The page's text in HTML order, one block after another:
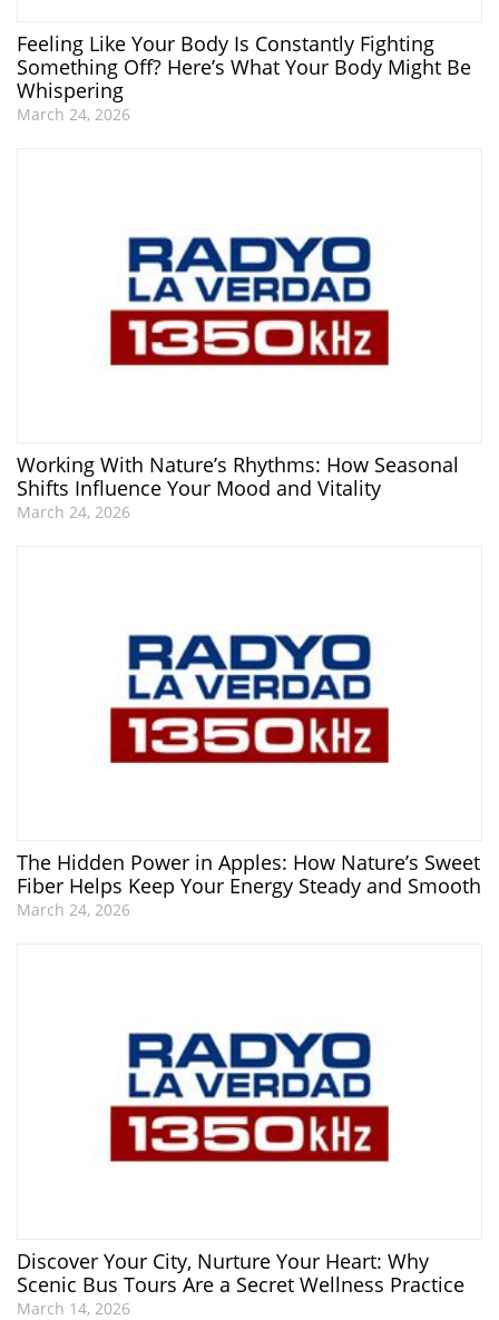
Feeling Like Your Body Is Constantly Fighting
Something Off? Here’s What Your Body Might Be
Whispering
March 24, 2026
Working With Nature’s Rhythms: How Seasonal
Shifts Influence Your Mood and Vitality
March 24, 2026
The Hidden Power in Apples: How Nature’s Sweet
Fiber Helps Keep Your Energy Steady and Smooth
March 24, 2026
Discover Your City, Nurture Your Heart: Why
Scenic Bus Tours Are a Secret Wellness Practice
March 14, 2026